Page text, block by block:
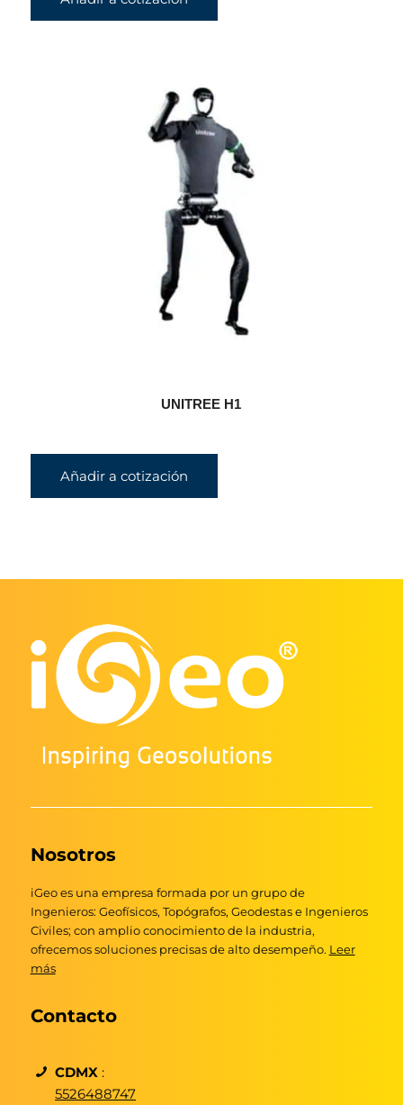
UNITREE H1
Añadir a cotización
Nosotros
iGeo es una empresa formada por un grupo de
Ingenieros: Geofísicos, Topógrafos, Geodestas e Ingenieros
Civiles; con amplio conocimiento de la industria,
ofrecemos soluciones precisas de alto desempeño. Leer
más
Contacto
CDMX :
5526488747